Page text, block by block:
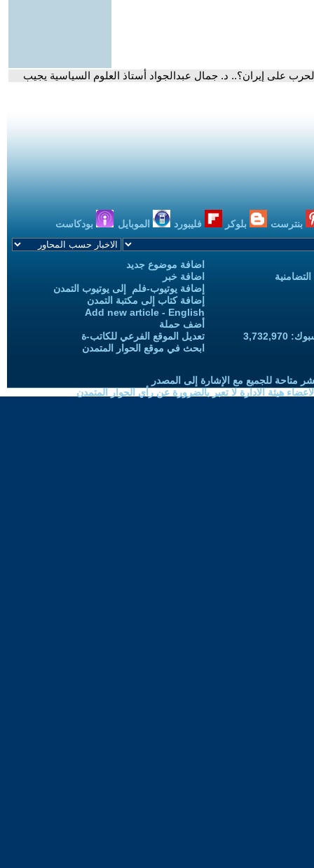
على إيران؟.. د. جمال عبدالجواد أستاذ العلوم السياسية يجيب
بنترست بلوكر فليبورد الموبايل بودكاست
اضافة موضوع جديد
اضافة خبر
إضافة يوتيوب-فلم إلى يوتيوب التمدن
إضافة كتاب إلى مكتبة التمدن
Add new article - English
أضف حملة
تعديل الموقع الفرعي للكاتب-ة
ابحث في موقع الحوار المتمدن
متاحة للجميع مع الإشارة إلى المصدر
هيئة الادارة لا تعبر بالضرورة عن رأي الحوار المتمدن